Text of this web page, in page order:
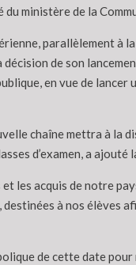
du ministère de la
parallèlement à
de son
en vue de lancer
chaîne mettra à la
d’examen, a ajouté
les acquis de notre
à nos élèves
de cette date